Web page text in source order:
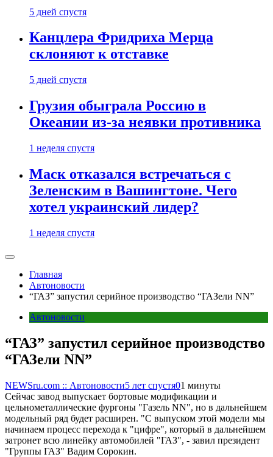
5 дней спустя
Канцлера Фридриха Мерца
склоняют к отставке
5 дней спустя
Грузия обыграла Россию в
Океании из-за неявки противника
1 неделя спустя
Маск отказался встречаться с
Зеленским в Вашингтоне. Чего
хотел украинский лидер?
1 неделя спустя
Главная
Автоновости
“ГАЗ” запустил серийное производство “ГАЗели NN”
Автоновости
“ГАЗ” запустил серийное производство
“ГАЗели NN”
NEWSru.com :: Автоновости5 лет спустя01 минуты
Сейчас завод выпускает бортовые модификации и
цельнометаллические фургоны "Газель NN", но в дальнейшем
модельный ряд будет расширен. "С выпуском этой модели мы
начинаем процесс перехода к "цифре", который в дальнейшем
затронет всю линейку автомобилей "ГАЗ", - завил президент
"Группы ГАЗ" Вадим Сорокин.